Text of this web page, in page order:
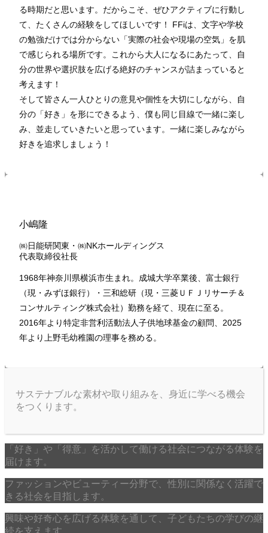
る時期だと思います。だからこそ、ぜひアクティブに行動し
て、たくさんの経験をしてほしいです！ FFiは、文字や学校
の勉強だけでは分からない「実際の社会や現場の空気」を肌
で感じられる場所です。これから大人になるにあたって、自
分の世界や選択肢を広げる絶好のチャンスが詰まっていると
考えます！
そして皆さん一人ひとりの意見や個性を大切にしながら、自
分の「好き」を形にできるよう、僕も同じ目線で一緒に楽し
み、並走していきたいと思っています。一緒に楽しみながら
好きを追求しましょう！
小嶋隆
㈱日能研関東・㈱NKホールディングス
代表取締役社長
1968年神奈川県横浜市生まれ。成城大学卒業後、富士銀行
（現・みずほ銀行）・三和総研（現・三菱ＵＦＪリサーチ＆
コンサルティング株式会社）勤務を経て、現在に至る。
2016年より特定非営利活動法人子供地球基金の顧問、2025
年より上野毛幼稚園の理事を務める。
サステナブルな素材や取り組みを、身近に学べる機会
をつくります。
「好き」や「得意」を活かして働ける社会につながる体験を
届けます。
ファッションやビューティー分野で、性別に関係なく活躍で
きる社会を目指します。
興味や好奇心を広げる体験を通して、子どもたちの学びの継
続を支えます。